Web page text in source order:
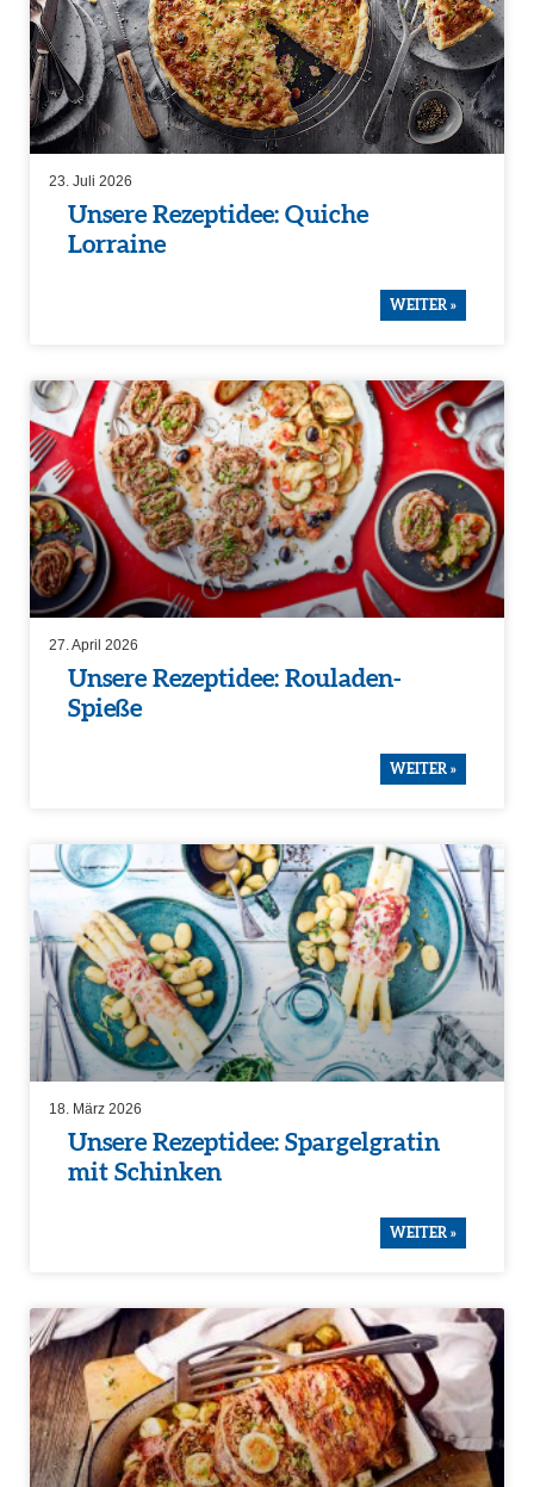
Unsere Rezep­t­idee: Quiche
Lorraine
WEITER »
23. Juli 2026
Unsere Rezep­t­idee: Rouladen-
Spieße
WEITER »
27. April 2026
Unsere Rezep­t­idee: Spargel­gratin
mit Schinken
WEITER »
18. März 2026